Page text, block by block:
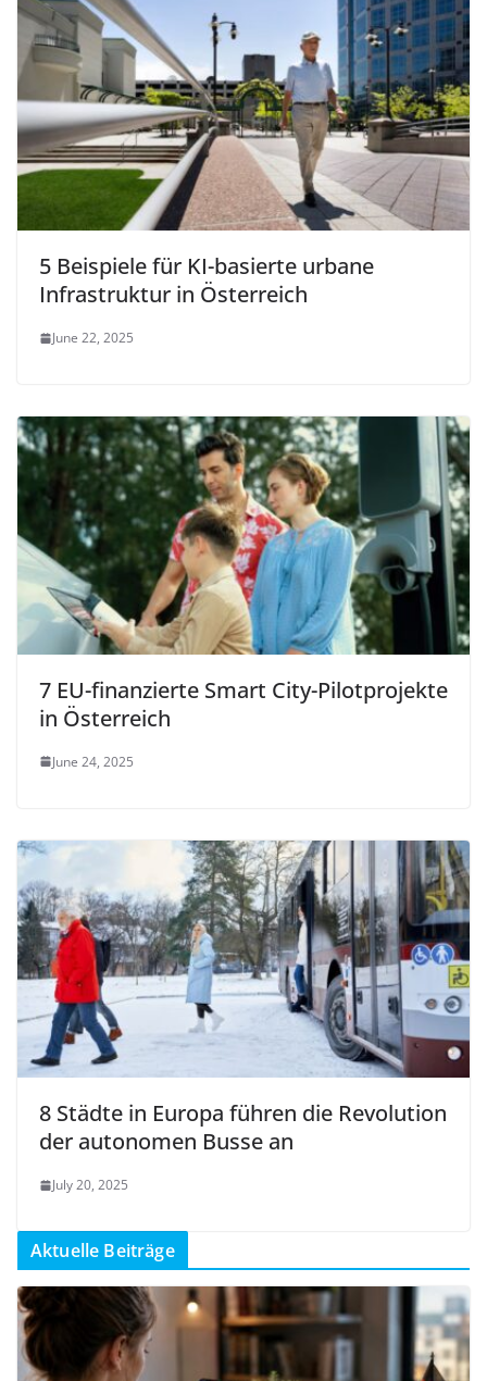
5 Beispiele für KI-basierte urbane
Infrastruktur in Österreich
June 22, 2025
7 EU-finanzierte Smart City-Pilotprojekte
in Österreich
June 24, 2025
8 Städte in Europa führen die Revolution
der autonomen Busse an
July 20, 2025
Aktuelle Beiträge